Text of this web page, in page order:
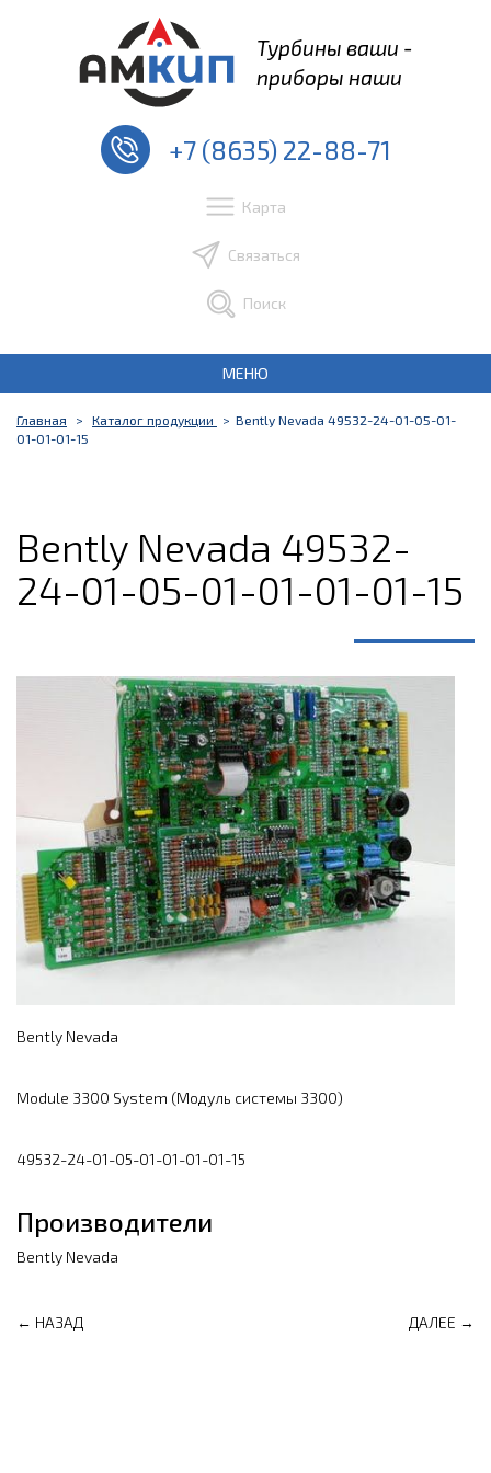
Турбины ваши -
приборы наши
+7 (8635) 22-88-71
Карта
Связаться
Поиск
МЕНЮ
Главная Каталог продукции
Bently Nevada 49532-24-01-05-01-
01-01-01-15
Bently Nevada 49532-
24-01-05-01-01-01-01-15
Bently Nevada
Module 3300 System (Модуль системы 3300)
49532-24-01-05-01-01-01-01-15
Производители
Bently Nevada
← НАЗАД ДАЛЕЕ →